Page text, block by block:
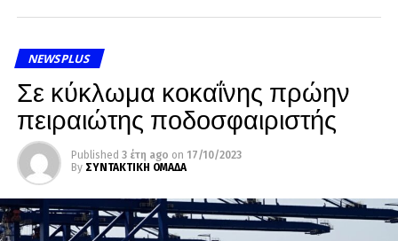
NEWSPLUS
Σε κύκλωμα κοκαΐνης πρώην
πειραιώτης ποδοσφαιριστής
Published 3 έτη ago on 17/10/2023
By ΣΥΝΤΑΚΤΙΚΗ ΟΜΑΔΑ